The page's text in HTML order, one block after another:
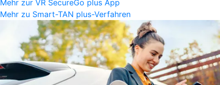
Mehr zur VR SecureGo plus App
Mehr zu Smart-TAN plus-Verfahren